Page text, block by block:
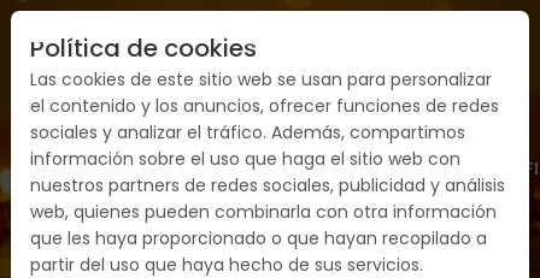
FECHAS SERVICIOS PRESUPUESTO/
Política de cookies
Las cookies de este sitio web se usan para personalizar
el contenido y los anuncios, ofrecer funciones de redes
sociales y analizar el tráfico. Además, compartimos
información sobre el uso que haga el sitio web con
nuestros partners de redes sociales, publicidad y análisis
web, quienes pueden combinarla con otra información
que les haya proporcionado o que hayan recopilado a
partir del uso que haya hecho de sus servicios.